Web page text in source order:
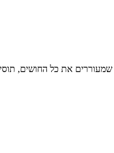
את כל החושים,